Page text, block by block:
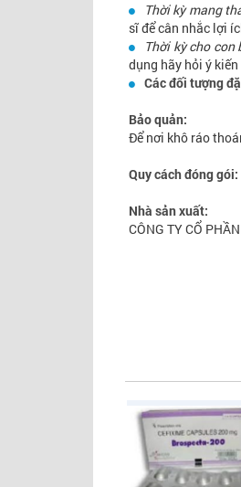
Thời kỳ mang
sĩ để cân nhắc lợi
Thời kỳ cho con
dụng hãy hỏi ý
Các đối tượng
Bảo quản:
Để nơi khô ráo
Quy cách đóng gói:
Nhà sản xuất:
CÔNG TY CỔ